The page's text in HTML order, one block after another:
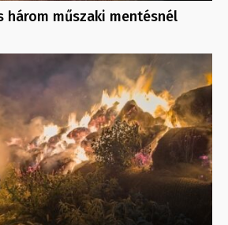
három műszaki mentésnél